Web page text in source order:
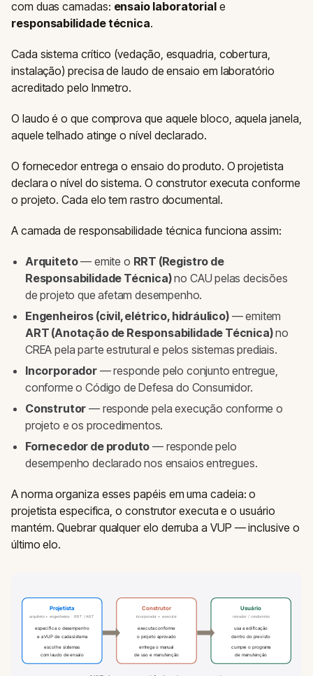
com duas camadas: ensaio laboratorial e
responsabilidade técnica.
Cada sistema crítico (vedação, esquadria, cobertura,
instalação) precisa de laudo de ensaio em laboratório
acreditado pelo Inmetro.
O laudo é o que comprova que aquele bloco, aquela janela,
aquele telhado atinge o nível declarado.
O fornecedor entrega o ensaio do produto. O projetista
declara o nível do sistema. O construtor executa conforme
o projeto. Cada elo tem rastro documental.
A camada de responsabilidade técnica funciona assim:
Arquiteto— emite o RRT (Registro de
Responsabilidade Técnica)no CAU pelas decisões
de projeto que afetam desempenho.
Engenheiros (civil, elétrico, hidráulico)— emitem
ART (Anotação de Responsabilidade Técnica)no
CREA pela parte estrutural e pelos sistemas prediais.
Incorporador— responde pelo conjunto entregue,
conforme o Código de Defesa do Consumidor.
Construtor — responde pela execução conforme o
projeto e os procedimentos.
Fornecedor de produto — responde pelo
desempenho declarado nos ensaios entregues.
A norma organiza esses papéis em uma cadeia: o
projetista especifica, o construtor executa e o usuário
mantém. Quebrar qualquer elo derruba a VUP — inclusive o
último elo.
Projetista
arquiteto + engenheiros · RRT / ART
especifica o desempenho
e a VUP de cada sistema
escolhe sistemas
com laudo de ensaio
Construtor
incorporador + executor
executa conforme
o projeto aprovado
entrega o manual
de uso e manutenção
Usuário
morador / condomínio
usa a edificação
dentro do previsto
cumpre o programa
de manutenção